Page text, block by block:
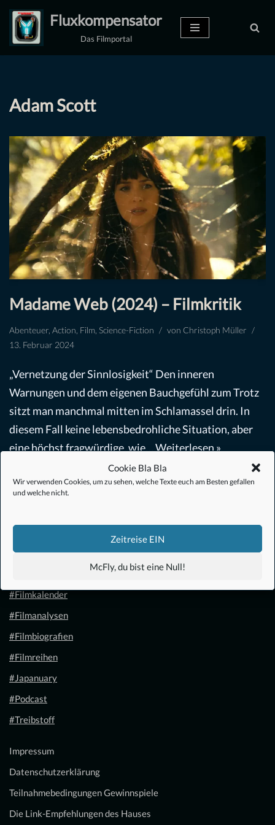
Cookie Bla Bla
Wir verwenden Cookies, um zu sehen, welche Texte euch am Besten gefallen
und welche nicht.
Zeitreise EIN
McFly, du bist eine Null!
Zum
Inhalt
Fluxkompensator
Das Filmportal
Adam Scott
Madame Web (2024) – Filmkritik
Abenteuer Action Film Science-Fiction von Christoph Müller
13. Februar 2024
„Vernetzung der Sinnlosigkeit“ Den inneren
Warnungen und dem eigenen Bauchgefühl zum Trotz
sitzt man manchmal mitten im Schlamassel drin. In
diesem Fall keine lebensbedrohliche Situation, aber
eine höchst fragwürdige, wie… Weiterlesen »
#Anime
#Filmkalender
#Filmanalysen
#Filmbiografien
#Filmreihen
#Japanuary
#Podcast
#Treibstoff
Impressum
Datenschutzerklärung
Teilnahmebedingungen Gewinnspiele
Die Link-Empfehlungen des Hauses